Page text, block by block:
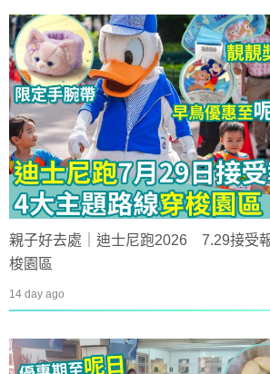
親子好去處｜迪士尼跑2026 7.29接受
梭園區
14 day ago